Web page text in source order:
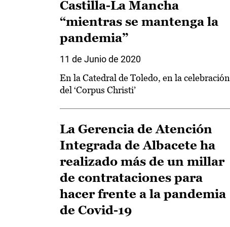
Castilla-La Mancha
“mientras se mantenga la
pandemia”
11 de Junio de 2020
En la Catedral de Toledo, en la celebración
del ‘Corpus Christi’
La Gerencia de Atención
Integrada de Albacete ha
realizado más de un millar
de contrataciones para
hacer frente a la pandemia
de Covid-19